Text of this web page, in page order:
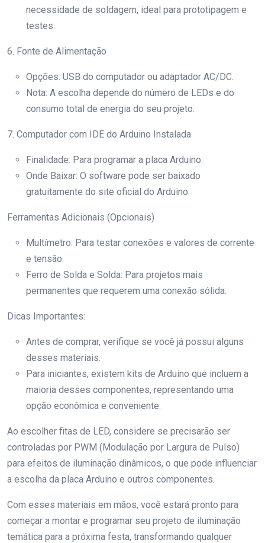
necessidade de soldagem, ideal para prototipagem e
testes.
6. Fonte de Alimentação
Opções: USB do computador ou adaptador AC/DC.
Nota: A escolha depende do número de LEDs e do
consumo total de energia do seu projeto.
7. Computador com IDE do Arduino Instalada
Finalidade: Para programar a placa Arduino.
Onde Baixar: O software pode ser baixado
gratuitamente do site oficial do Arduino.
Ferramentas Adicionais (Opcionais)
Multímetro: Para testar conexões e valores de corrente
e tensão.
Ferro de Solda e Solda: Para projetos mais
permanentes que requerem uma conexão sólida.
Dicas Importantes:
Antes de comprar, verifique se você já possui alguns
desses materiais.
Para iniciantes, existem kits de Arduino que incluem a
maioria desses componentes, representando uma
opção econômica e conveniente.
Ao escolher fitas de LED, considere se precisarão ser
controladas por PWM (Modulação por Largura de Pulso)
para efeitos de iluminação dinâmicos, o que pode influenciar
a escolha da placa Arduino e outros componentes.
Com esses materiais em mãos, você estará pronto para
começar a montar e programar seu projeto de iluminação
temática para a próxima festa, transformando qualquer